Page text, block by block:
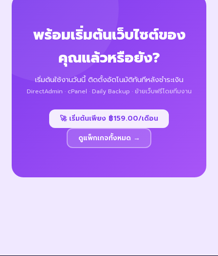
พร้อมเริ่มต้นเว็บไซต์ของ
คุณแล้วหรือยัง?
เริ่มต้นใช้งานวันนี้ ติดตั้งอัตโนมัติทันทีหลังชำระเงิน
DirectAdmin · cPanel · Daily Backup · ย้ายเว็บฟรีโดยทีมงาน
🚀 เริ่มต้นเพียง ฿159.00/เดือน
ดูแพ็กเกจทั้งหมด →